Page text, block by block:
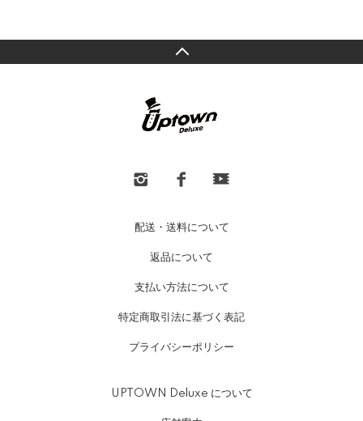
配送・送料について
返品について
支払い方法について
特定商取引法に基づく表記
プライバシーポリシー
UPTOWN Deluxe について